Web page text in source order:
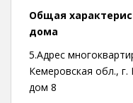
Общая
дома
5.Адрес
Кемеровская обл., г.
дом 8